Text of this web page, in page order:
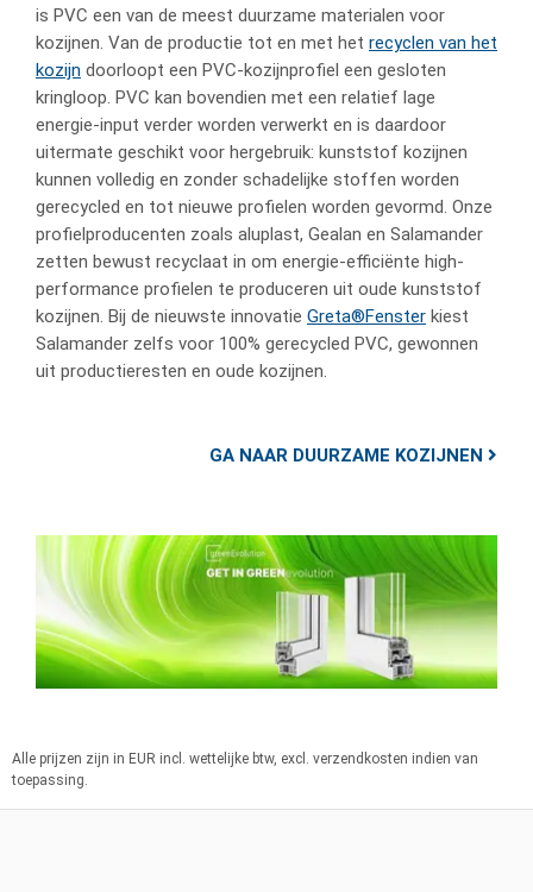
is PVC een van de meest duurzame materialen voor
kozijnen. Van de productie tot en met het recyclen van het
kozijn doorloopt een PVC-kozijnprofiel een gesloten
kringloop. PVC kan bovendien met een relatief lage
energie-input verder worden verwerkt en is daardoor
uitermate geschikt voor hergebruik: kunststof kozijnen
kunnen volledig en zonder schadelijke stoffen worden
gerecycled en tot nieuwe profielen worden gevormd. Onze
profielproducenten zoals aluplast, Gealan en Salamander
zetten bewust recyclaat in om energie-efficiënte high-
performance profielen te produceren uit oude kunststof
kozijnen. Bij de nieuwste innovatie Greta®Fenster kiest
Salamander zelfs voor 100% gerecycled PVC, gewonnen
uit productieresten en oude kozijnen.
GA NAAR DUURZAME KOZIJNEN
Alle prijzen zijn in EUR incl. wettelijke btw, excl. verzendkosten indien van
toepassing.